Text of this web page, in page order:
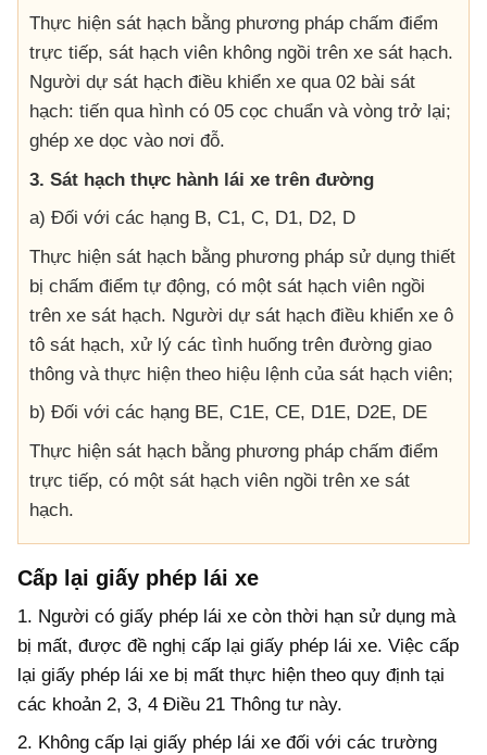
Thực hiện sát hạch bằng phương pháp chấm điểm
trực tiếp, sát hạch viên không ngồi trên xe sát hạch.
Người dự sát hạch điều khiển xe qua 02 bài sát
hạch: tiến qua hình có 05 cọc chuẩn và vòng trở lại;
ghép xe dọc vào nơi đỗ.
3. Sát hạch thực hành lái xe trên đường
a) Đối với các hạng B, C1, C, D1, D2, D
Thực hiện sát hạch bằng phương pháp sử dụng thiết
bị chấm điểm tự động, có một sát hạch viên ngồi
trên xe sát hạch. Người dự sát hạch điều khiển xe ô
tô sát hạch, xử lý các tình huống trên đường giao
thông và thực hiện theo hiệu lệnh của sát hạch viên;
b) Đối với các hạng BE, C1E, CE, D1E, D2E, DE
Thực hiện sát hạch bằng phương pháp chấm điểm
trực tiếp, có một sát hạch viên ngồi trên xe sát
hạch.
Cấp lại giấy phép lái xe
1. Người có giấy phép lái xe còn thời hạn sử dụng mà
bị mất, được đề nghị cấp lại giấy phép lái xe. Việc cấp
lại giấy phép lái xe bị mất thực hiện theo quy định tại
các khoản 2, 3, 4 Điều 21 Thông tư này.
2. Không cấp lại giấy phép lái xe đối với các trường